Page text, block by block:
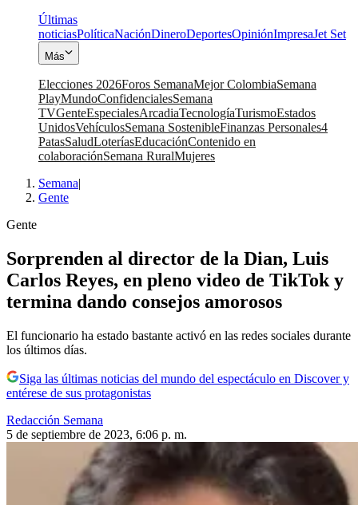
Últimas
noticiasPolíticaNaciónDineroDeportesOpiniónImpresaJet Set
Más
Elecciones 2026Foros SemanaMejor ColombiaSemana
PlayMundoConfidencialesSemana
TVGenteEspecialesArcadiaTecnologíaTurismoEstados
UnidosVehículosSemana SostenibleFinanzas Personales4
PatasSaludLoteríasEducaciónContenido en
colaboraciónSemana RuralMujeres
Semana|
Gente
Gente
Sorprenden al director de la Dian, Luis
Carlos Reyes, en pleno video de TikTok y
termina dando consejos amorosos
El funcionario ha estado bastante activó en las redes sociales durante
los últimos días.
Siga las últimas noticias del mundo del espectáculo en Discover y
entérese de sus protagonistas
Redacción Semana
5 de septiembre de 2023, 6:06 p. m.